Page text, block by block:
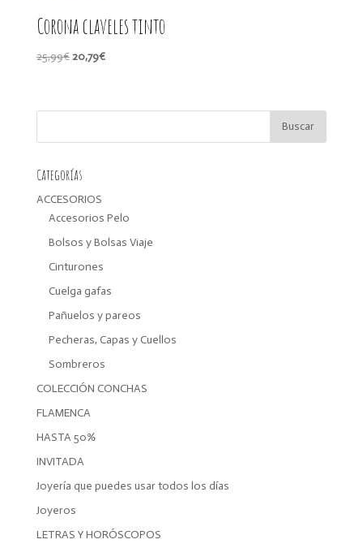
Corona claveles tinto
25,99€ El
era:
20,79€El
es:
Categorías
ACCESORIOS
Accesorios Pelo
Bolsos y Bolsas Viaje
Cinturones
Cuelga gafas
Pañuelos y pareos
Pecheras, Capas y Cuellos
Sombreros
COLECCIÓN CONCHAS
FLAMENCA
HASTA 50%
INVITADA
Joyería que puedes usar todos los días
Joyeros
LETRAS Y HORÓSCOPOS